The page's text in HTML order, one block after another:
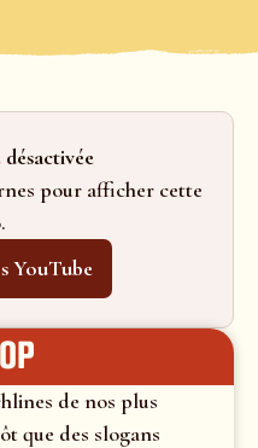
pour afficher cette
YouTube
de nos plus
que des slogans